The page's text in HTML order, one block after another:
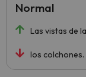
Las vistas de
los
Normal